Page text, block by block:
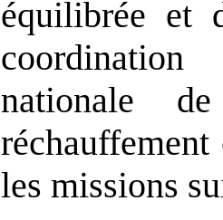
équilibrée et
nationale
les missions